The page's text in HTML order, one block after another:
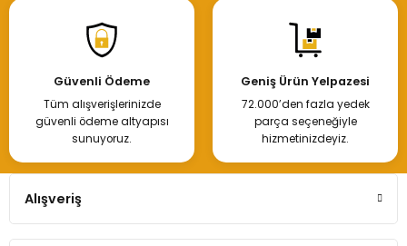
Güvenli Ödeme
Tüm alışverişlerinizde
güvenli ödeme altyapısı
sunuyoruz.
Geniş Ürün Yelpazesi
72.000’den fazla yedek
parça seçeneğiyle
hizmetinizdeyiz.
Alışveriş